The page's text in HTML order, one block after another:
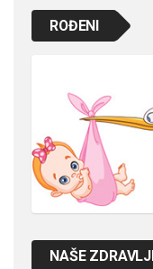
ROĐENI
NAŠE